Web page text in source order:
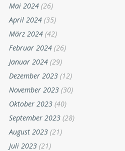
Mai 2024 (26)
April 2024 (35)
März 2024 (42)
Februar 2024 (26)
Januar 2024 (29)
Dezember 2023 (12)
November 2023 (30)
Oktober 2023 (40)
September 2023 (28)
August 2023 (21)
Juli 2023 (21)